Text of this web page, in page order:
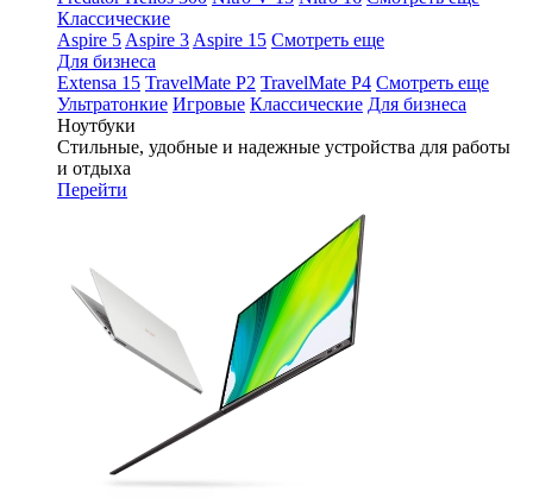
Классические
Aspire 5 Aspire 3 Aspire 15 Смотреть еще
Для бизнеса
Extensa 15 TravelMate P2 TravelMate P4 Смотреть еще
Ультратонкие Игровые Классические Для бизнеса
Ноутбуки
Стильные, удобные и надежные устройства для работы
и отдыха
Перейти